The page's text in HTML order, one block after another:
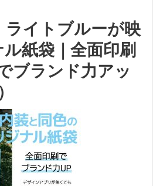
ライトブルーが映
紙袋｜全面印刷
ブランド力アッ